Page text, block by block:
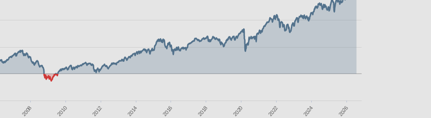
2008 2010 2012 2014 2016 2018 2020 2022 2024 2026